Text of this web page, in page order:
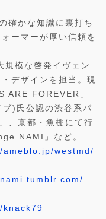
確かな知識に裏打ち
ーマーが厚い信頼を
模な啓発イヴェン
デザインを担当。現
ARE FOREVER」
)氏公認の渋谷系パ
京都・魚棚にて行
NAMI」など。
westmd/